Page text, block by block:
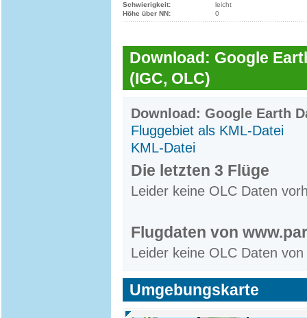
Schwierigkeit:
leicht
Höhe über NN:
0
Download: Google
(IGC, OLC)
Download: Google Earth
Fluggebiet als KML-Datei
KML-Datei
Die letzten 3 Flüge
Leider keine OLC Daten
Flugdaten von
Leider keine OLC Daten
Umgebungskarte